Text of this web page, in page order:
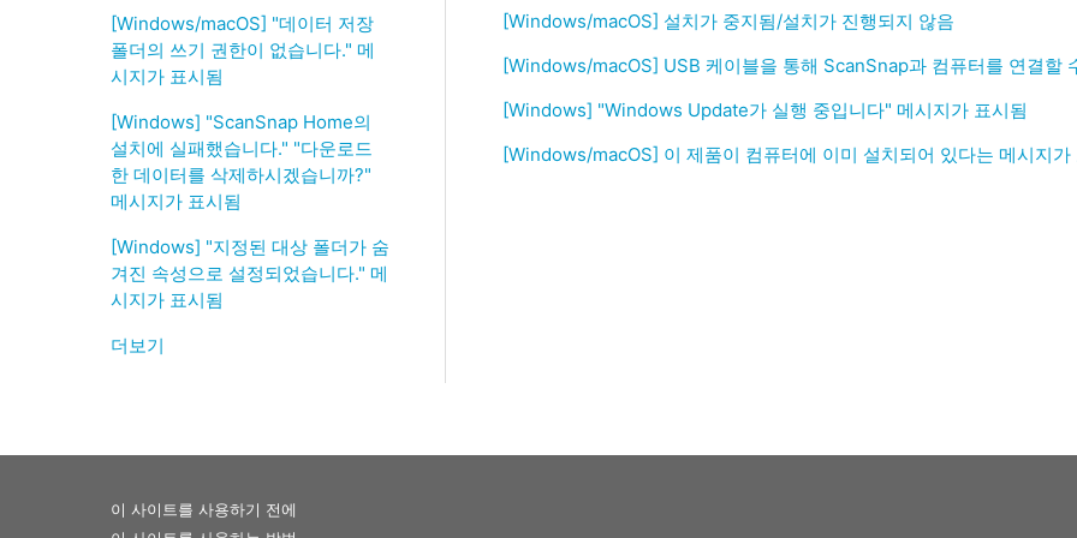
[Windows/macOS] "데이터 저장
폴더의 쓰기 권한이 없습니다." 메
시지가 표시됨
[Windows] "ScanSnap Home의
설치에 실패했습니다." "다운로드
한 데이터를 삭제하시겠습니까?"
메시지가 표시됨
[Windows] "지정된 대상 폴더가 숨
겨진 속성으로 설정되었습니다." 메
시지가 표시됨
더보기
[Windows/macOS] 설치가 중지됨/설치가 진행되지 않음
[Windows/macOS] USB 케이블을 통해 ScanSnap과 컴퓨터를 연결할
[Windows] "Windows Update가 실행 중입니다" 메시지가 표시됨
[Windows/macOS] 이 제품이 컴퓨터에 이미 설치되어 있다는 메시지가
이 사이트를 사용하기 전에